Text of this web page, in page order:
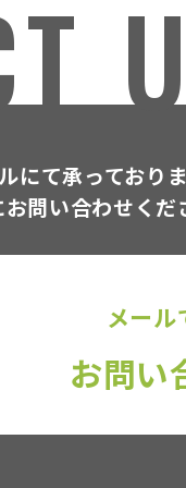
にて承っておりま
問い合わせくだ
メール
お問い